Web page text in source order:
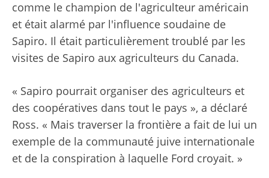
comme le champion de l'agriculteur américain
et était alarmé par l'influence soudaine de
Sapiro. Il était particulièrement troublé par les
visites de Sapiro aux agriculteurs du Canada.
« Sapiro pourrait organiser des agriculteurs et
des coopératives dans tout le pays », a déclaré
Ross. « Mais traverser la frontière a fait de lui un
exemple de la communauté juive internationale
et de la conspiration à laquelle Ford croyait. »